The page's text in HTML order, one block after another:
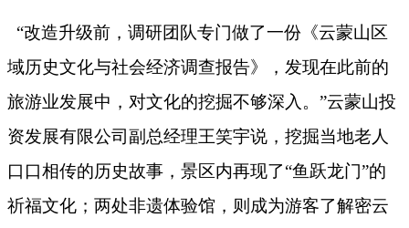
“改造升级前，调研团队专门做了一份《云蒙山区
域历史文化与社会经济调查报告》，发现在此前的
旅游业发展中，对文化的挖掘不够深入。”云蒙山投
资发展有限公司副总经理王笑宇说，挖掘当地老人
口口相传的历史故事，景区内再现了“鱼跃龙门”的
祈福文化；两处非遗体验馆，则成为游客了解密云